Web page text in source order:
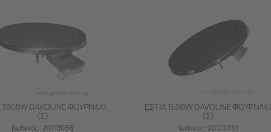
1000W DAVOLINE ΦΟΥΡΝΑΚΙ
(Σ)
Κωδικός: 20173038
ΕΣΤΙΑ 1500W DAVOLINE ΦΟΥΡΝΑΚΙ
(Σ)
Κωδικός: 20173039